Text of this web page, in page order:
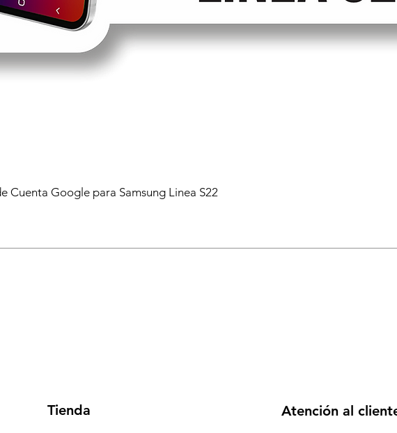
Cuenta Google para Samsung Linea S22
Tienda Atención al